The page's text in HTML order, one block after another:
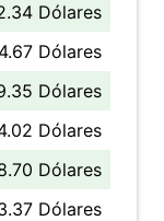
Dólares
4.67 Dólares
Dólares
Dólares
Dólares
Dólares